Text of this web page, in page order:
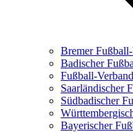
Bremer
Badischer
Fußball-
Saarländischer
Südbadischer
Bayerischer